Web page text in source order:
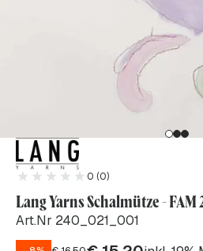
0 (0)
Lang Yarns Schalmütze - FAM
Art.Nr 240_021_001